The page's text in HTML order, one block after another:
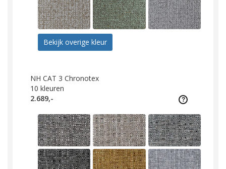
Bekijk overige kleur
NH CAT 3 Chronotex
10 kleuren
2.689,-